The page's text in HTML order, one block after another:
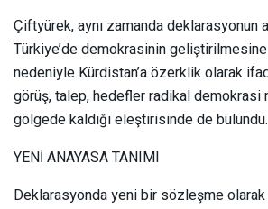
Çiftyürek, aynı zamanda deklarasyonun
Türkiye’de demokrasinin geliştirilmesine
nedeniyle Kürdistan’a özerklik olarak
görüş, talep, hedefler radikal demokrasi
gölgede kaldığı eleştirisinde de bulundu.
YENİ ANAYASA TANIMI
Deklarasyonda yeni bir sözleşme olarak